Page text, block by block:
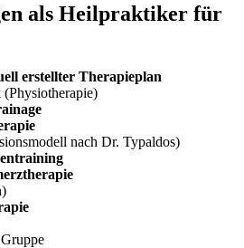
als Heilpraktiker für
erstellter Therapieplan
(Physiotherapie)
nach Dr. Typaldos)